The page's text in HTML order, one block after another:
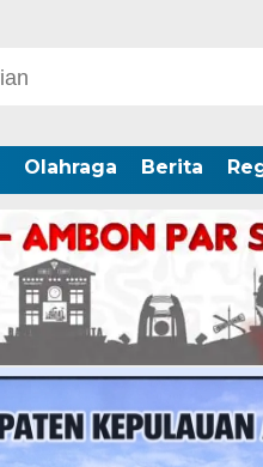
Olahraga Berita